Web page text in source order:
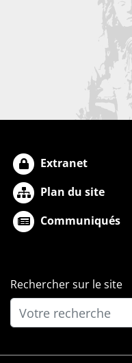
Extranet
Plan du site
Communiqués
Rechercher sur le site